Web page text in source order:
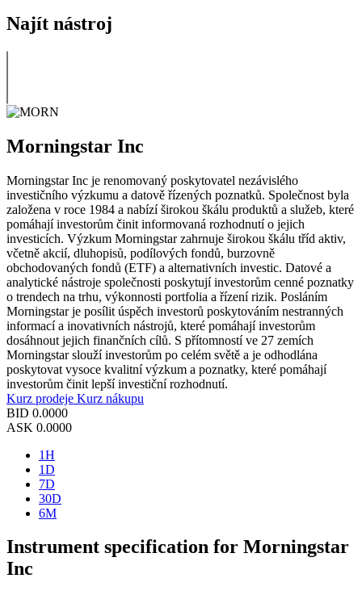
Najít nástroj
Morningstar Inc
Morningstar Inc je renomovaný poskytovatel nezávislého
investičního výzkumu a datově řízených poznatků. Společnost byla
založena v roce 1984 a nabízí širokou škálu produktů a služeb, které
pomáhají investorům činit informovaná rozhodnutí o jejich
investicích. Výzkum Morningstar zahrnuje širokou škálu tříd aktiv,
včetně akcií, dluhopisů, podílových fondů, burzovně
obchodovaných fondů (ETF) a alternativních investic. Datové a
analytické nástroje společnosti poskytují investorům cenné poznatky
o trendech na trhu, výkonnosti portfolia a řízení rizik. Posláním
Morningstar je posílit úspěch investorů poskytováním nestranných
informací a inovativních nástrojů, které pomáhají investorům
dosáhnout jejich finančních cílů. S přítomností ve 27 zemích
Morningstar slouží investorům po celém světě a je odhodlána
poskytovat vysoce kvalitní výzkum a poznatky, které pomáhají
investorům činit lepší investiční rozhodnutí.
Kurz prodeje Kurz nákupu
BID 0.0000
ASK 0.0000
1H
1D
7D
30D
6M
Instrument specification for Morningstar
Inc